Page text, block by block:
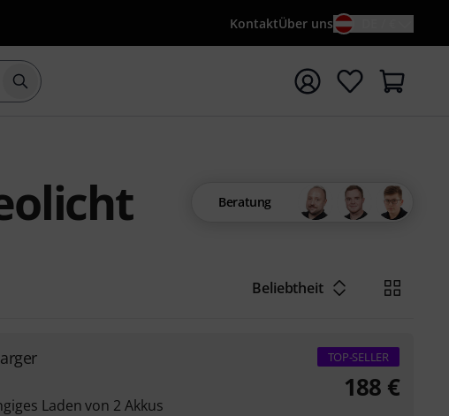
KontaktÜber uns
Suche mit Suchwort {searchTerm} starten
Beratung
Beliebtheit
Laden von 2 Akkus
TOP-SELLER
188 €